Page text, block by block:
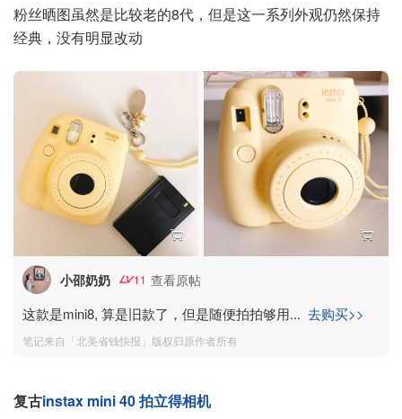
粉丝晒图虽然是比较老的8代，但是这一系列外观仍然保持
经典，没有明显改动
小邵奶奶 11 查看原帖
这款是mini8, 算是旧款了，但是随便拍拍够用... 去购买>>
笔记来自「北美省钱快报」版权归原作者所有
复古instax mini 40 拍立得相机